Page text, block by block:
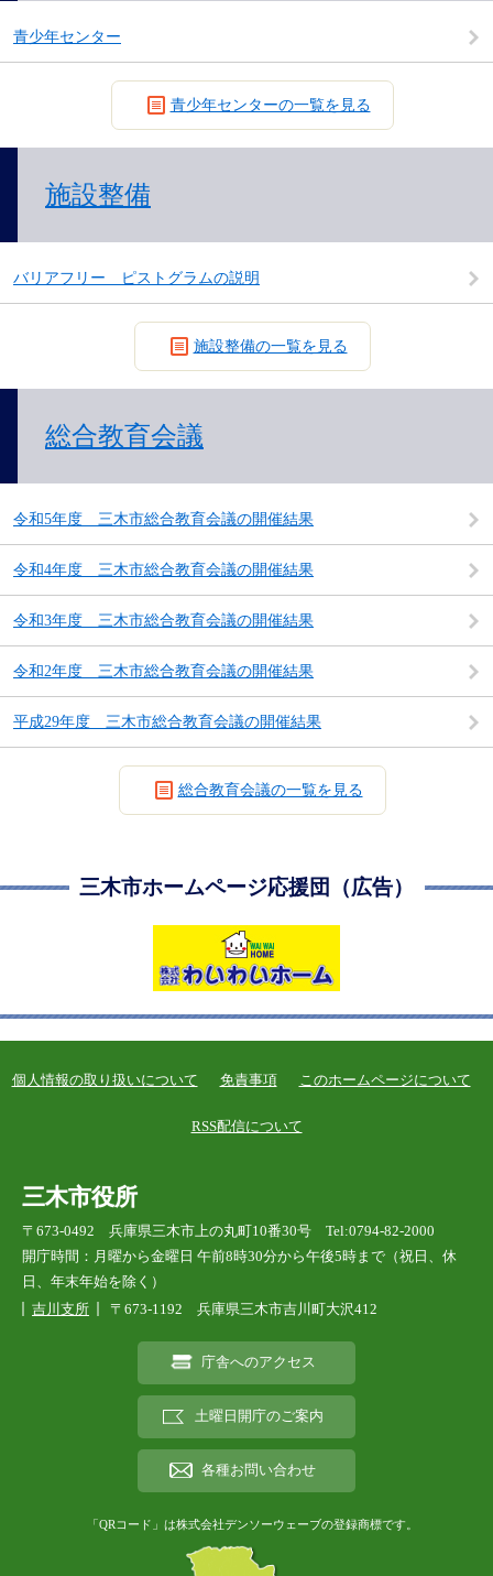
青少年センター
青少年センターの一覧を見る
施設整備
バリアフリー ピストグラムの説明
施設整備の一覧を見る
総合教育会議
令和5年度 三木市総合教育会議の開催結果
令和4年度 三木市総合教育会議の開催結果
令和3年度 三木市総合教育会議の開催結果
令和2年度 三木市総合教育会議の開催結果
平成29年度 三木市総合教育会議の開催結果
総合教育会議の一覧を見る
三木市ホームページ応援団（広告）
個人情報の取り扱いについて 免責事項 このホームページについて
RSS配信について
三木市役所
〒673-0492 兵庫県三木市上の丸町10番30号 Tel:0794-82-2000
開庁時間：月曜から金曜日 午前8時30分から午後5時まで（祝日、休
日、年末年始を除く）
吉川支所
〒673-1192 兵庫県三木市吉川町大沢412
庁舎へのアクセス
土曜日開庁のご案内
各種お問い合わせ
「QRコード」は株式会社デンソーウェーブの登録商標です。